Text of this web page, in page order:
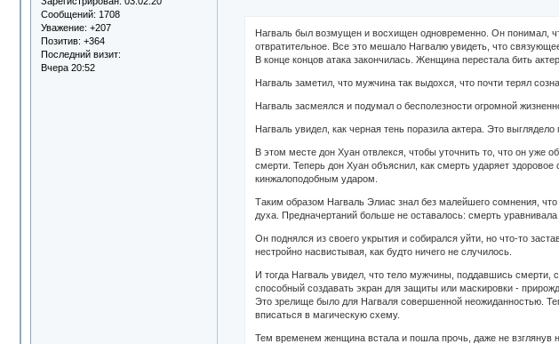
Сообщений: 1708
Уважение: +207
Позитив: +364
Последний визит:
Вчера 20:52
Нагваль был возмущен и восхищен одновременно. Он понимал,
отвратительное. Все это мешало Нагвалю увидеть, что
В конце концов атака закончилась. Женщина перестала бить
Нагваль заметил, что мужчина так выдохся, что почти терял
Нагваль засмеялся и подумал о бесполезности огромной
Нагваль увидел, как черная тень поразила актера. Это
В этом месте дон Хуан отвлекся, чтобы уточнить то, что он уже
смерти. Теперь дон Хуан объяснил, как смерть ударяет
кинжалоподобным ударом.
Таким образом Нагваль Элиас знал без малейшего сомнения,
духа. Предначертаний больше не оставалось: смерть уравнивала
Он поднялся из своего укрытия и собирался уйти, но что-то
нестройно насвистывая, как будто ничего не случилось.
И тогда Нагваль увидел, что тело мужчины, поддавшись
способный создавать экран для защиты или маскировки -
Это зрелище было для Нагваля совершенной неожиданностью.
вписаться в магическую схему.
Тем временем женщина встала и пошла прочь, даже не взглянув